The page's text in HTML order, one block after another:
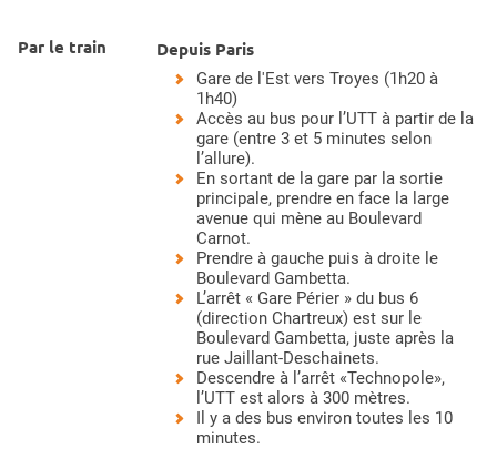
Par le train Depuis Paris
Gare de l'Est vers Troyes (1h20 à
1h40)
Accès au bus pour l’UTT à partir de la
gare (entre 3 et 5 minutes selon
l’allure).
En sortant de la gare par la sortie
principale, prendre en face la large
avenue qui mène au Boulevard
Carnot.
Prendre à gauche puis à droite le
Boulevard Gambetta.
L’arrêt « Gare Périer » du bus 6
(direction Chartreux) est sur le
Boulevard Gambetta, juste après la
rue Jaillant-Deschainets.
Descendre à l’arrêt «Technopole»,
l’UTT est alors à 300 mètres.
Il y a des bus environ toutes les 10
minutes.